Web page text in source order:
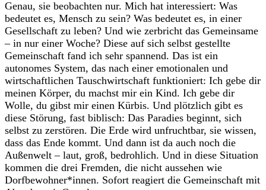
Genau, sie beobachten nur. Mich hat interessiert: Was
bedeutet es, Mensch zu sein? Was bedeutet es, in einer
Gesellschaft zu leben? Und wie zerbricht das Gemeinsame
– in nur einer Woche? Diese auf sich selbst gestellte
Gemeinschaft fand ich sehr spannend. Das ist ein
autonomes System, das nach einer emotionalen und
wirtschaftlichen Tauschwirtschaft funktioniert: Ich gebe dir
meinen Körper, du machst mir ein Kind. Ich gebe dir
Wolle, du gibst mir einen Kürbis. Und plötzlich gibt es
diese Störung, fast biblisch: Das Paradies beginnt, sich
selbst zu zerstören. Die Erde wird unfruchtbar, sie wissen,
dass das Ende kommt. Und dann ist da auch noch die
Außenwelt – laut, groß, bedrohlich. Und in diese Situation
kommen die drei Fremden, die nicht aussehen wie
Dorfbewohner*innen. Sofort reagiert die Gemeinschaft mit